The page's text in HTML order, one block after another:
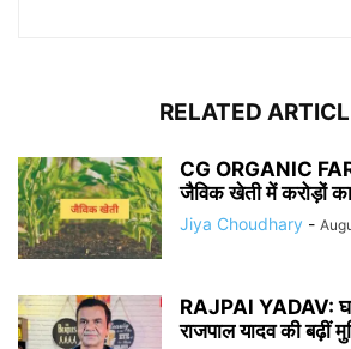
RELATED
CG ORGANIC
जैविक खेती में करोड़ों का
Jiya Choudhary -
RAJPAl YADAV:
राजपाल यादव की बढ़ीं